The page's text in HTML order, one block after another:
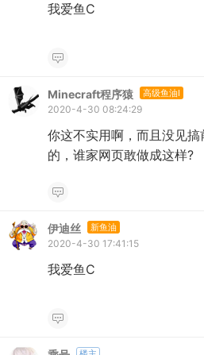
我爱鱼C
Minecraft程序猿 高级鱼油I
2020-4-30 08:24:29
你这不实用啊，而且没见
的，谁家网页敢做成这样?
伊迪丝 新鱼油
2020-4-30 17:41:15
我爱鱼C